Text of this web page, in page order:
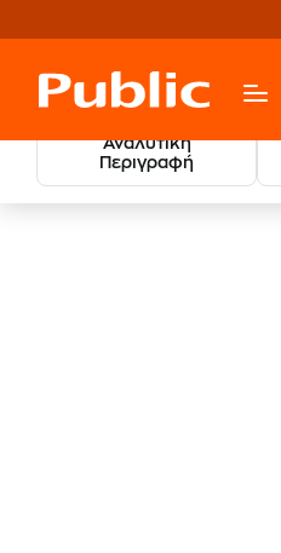
Αναλυτική
Περιγραφή
Παιχνίδια & Παιδικά